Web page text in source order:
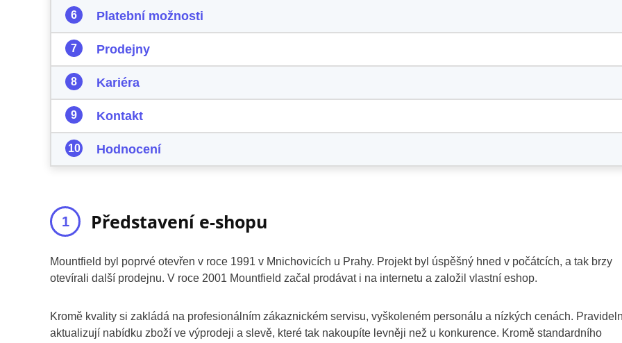
Platební možnosti
Prodejny
Kariéra
Kontakt
Hodnocení
Představení e-shopu
Mountfield byl poprvé otevřen v roce 1991 v Mnichovicích u Prahy. Projekt byl úspěšný hned v počátcích, a tak brzy
otevírali další prodejnu. V roce 2001 Mountfield začal prodávat i na internetu a založil vlastní eshop.
Kromě kvality si zakládá na profesionálním zákaznickém servisu, vyškoleném personálu a nízkých cenách.
aktualizují nabídku zboží ve výprodeji a slevě, které tak nakoupíte levněji než u konkurence. Kromě standardního